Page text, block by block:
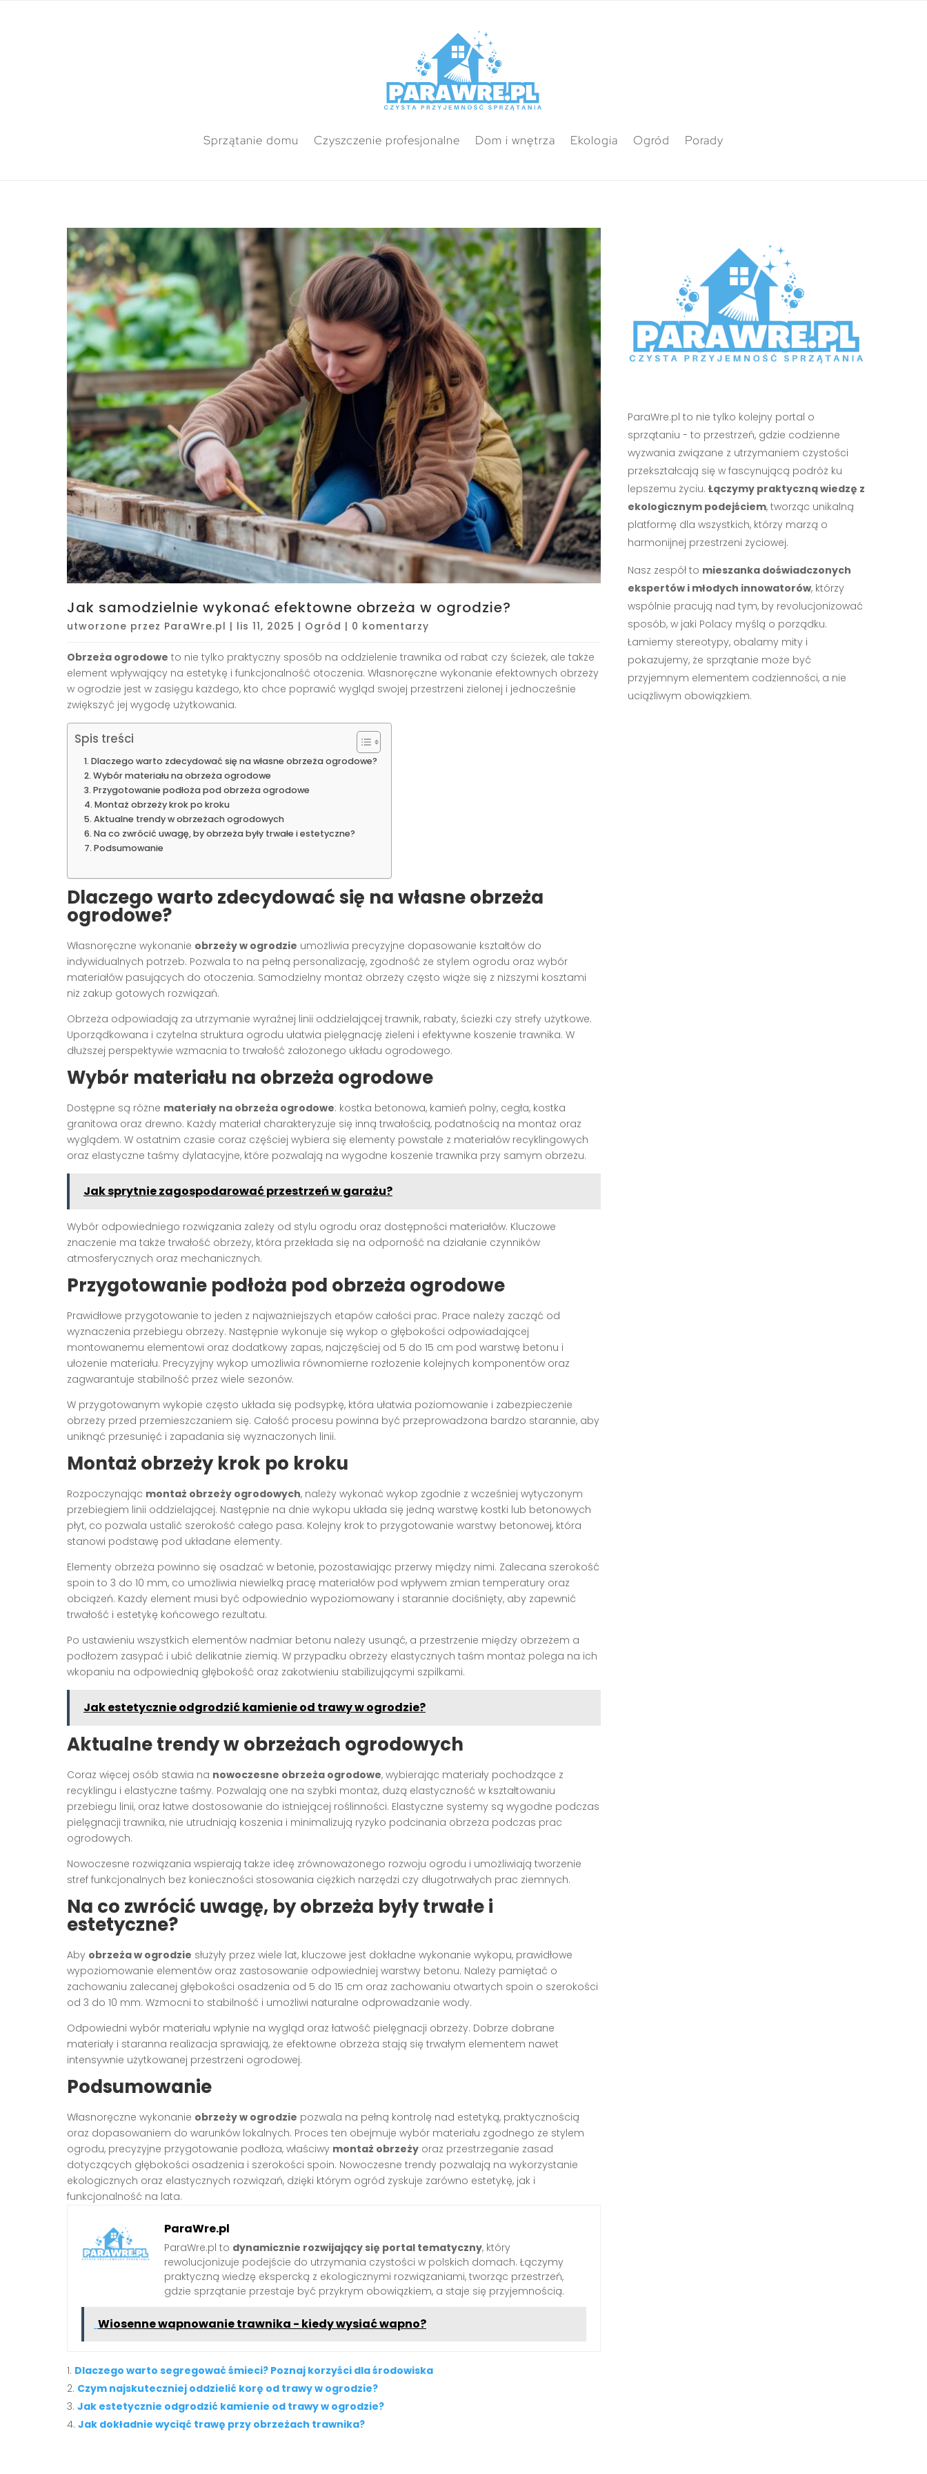
Sprzątanie domu Czyszczenie profesjonalne Dom i wnętrza Ekologia Ogród Porady
Jak samodzielnie wykonać efektowne obrzeża w ogrodzie?
utworzone przez ParaWre.pl | lis 11, 2025 | Ogród | 0 komentarzy
Obrzeża ogrodowe to nie tylko praktyczny sposób na oddzielenie trawnika od rabat czy ścieżek, ale także
element wpływający na estetykę i funkcjonalność otoczenia. Własnoręczne wykonanie efektownych obrzeży
w ogrodzie jest w zasięgu każdego, kto chce poprawić wygląd swojej przestrzeni zielonej i jednocześnie
zwiększyć jej wygodę użytkowania.
Spis treści
Dlaczego warto zdecydować się na własne obrzeża ogrodowe?
Wybór materiału na obrzeża ogrodowe
Przygotowanie podłoża pod obrzeża ogrodowe
Montaż obrzeży krok po kroku
Aktualne trendy w obrzeżach ogrodowych
Na co zwrócić uwagę, by obrzeża były trwałe i estetyczne?
Podsumowanie
Dlaczego warto zdecydować się na własne obrzeża
ogrodowe?
Własnoręczne wykonanie obrzeży w ogrodzie umożliwia precyzyjne dopasowanie kształtów do
indywidualnych potrzeb. Pozwala to na pełną personalizację, zgodność ze stylem ogrodu oraz wybór
materiałów pasujących do otoczenia. Samodzielny montaż obrzeży często wiąże się z niższymi kosztami
niż zakup gotowych rozwiązań.
Obrzeża odpowiadają za utrzymanie wyraźnej linii oddzielającej trawnik, rabaty, ścieżki czy strefy użytkowe.
Uporządkowana i czytelna struktura ogrodu ułatwia pielęgnację zieleni i efektywne koszenie trawnika. W
dłuższej perspektywie wzmacnia to trwałość założonego układu ogrodowego.
Wybór materiału na obrzeża ogrodowe
Dostępne są różne materiały na obrzeża ogrodowe: kostka betonowa, kamień polny, cegła, kostka
granitowa oraz drewno. Każdy materiał charakteryzuje się inną trwałością, podatnością na montaż oraz
wyglądem. W ostatnim czasie coraz częściej wybiera się elementy powstałe z materiałów recyklingowych
oraz elastyczne taśmy dylatacyjne, które pozwalają na wygodne koszenie trawnika przy samym obrzeżu.
Jak sprytnie zagospodarować przestrzeń w garażu?
Wybór odpowiedniego rozwiązania zależy od stylu ogrodu oraz dostępności materiałów. Kluczowe
znaczenie ma także trwałość obrzeży, która przekłada się na odporność na działanie czynników
atmosferycznych oraz mechanicznych.
Przygotowanie podłoża pod obrzeża ogrodowe
Prawidłowe przygotowanie to jeden z najważniejszych etapów całości prac. Prace należy zacząć od
wyznaczenia przebiegu obrzeży. Następnie wykonuje się wykop o głębokości odpowiadającej
montowanemu elementowi oraz dodatkowy zapas, najczęściej od 5 do 15 cm pod warstwę betonu i
ułożenie materiału. Precyzyjny wykop umożliwia równomierne rozłożenie kolejnych komponentów oraz
zagwarantuje stabilność przez wiele sezonów.
W przygotowanym wykopie często układa się podsypkę, która ułatwia poziomowanie i zabezpieczenie
obrzeży przed przemieszczaniem się. Całość procesu powinna być przeprowadzona bardzo starannie, aby
uniknąć przesunięć i zapadania się wyznaczonych linii.
Montaż obrzeży krok po kroku
Rozpoczynając montaż obrzeży ogrodowych, należy wykonać wykop zgodnie z wcześniej wytyczonym
przebiegiem linii oddzielającej. Następnie na dnie wykopu układa się jedną warstwę kostki lub betonowych
płyt, co pozwala ustalić szerokość całego pasa. Kolejny krok to przygotowanie warstwy betonowej, która
stanowi podstawę pod układane elementy.
Elementy obrzeża powinno się osadzać w betonie, pozostawiając przerwy między nimi. Zalecana szerokość
spoin to 3 do 10 mm, co umożliwia niewielką pracę materiałów pod wpływem zmian temperatury oraz
obciążeń. Każdy element musi być odpowiednio wypoziomowany i starannie dociśnięty, aby zapewnić
trwałość i estetykę końcowego rezultatu.
Po ustawieniu wszystkich elementów nadmiar betonu należy usunąć, a przestrzenie między obrzeżem a
podłożem zasypać i ubić delikatnie ziemią. W przypadku obrzeży elastycznych taśm montaż polega na ich
wkopaniu na odpowiednią głębokość oraz zakotwieniu stabilizującymi szpilkami.
Jak estetycznie odgrodzić kamienie od trawy w ogrodzie?
Aktualne trendy w obrzeżach ogrodowych
Coraz więcej osób stawia na nowoczesne obrzeża ogrodowe, wybierając materiały pochodzące z
recyklingu i elastyczne taśmy. Pozwalają one na szybki montaż, dużą elastyczność w kształtowaniu
przebiegu linii, oraz łatwe dostosowanie do istniejącej roślinności. Elastyczne systemy są wygodne podczas
pielęgnacji trawnika, nie utrudniają koszenia i minimalizują ryzyko podcinania obrzeża podczas prac
ogrodowych.
Nowoczesne rozwiązania wspierają także ideę zrównoważonego rozwoju ogrodu i umożliwiają tworzenie
stref funkcjonalnych bez konieczności stosowania ciężkich narzędzi czy długotrwałych prac ziemnych.
Na co zwrócić uwagę, by obrzeża były trwałe i
estetyczne?
Aby obrzeża w ogrodzie służyły przez wiele lat, kluczowe jest dokładne wykonanie wykopu, prawidłowe
wypoziomowanie elementów oraz zastosowanie odpowiedniej warstwy betonu. Należy pamiętać o
zachowaniu zalecanej głębokości osadzenia od 5 do 15 cm oraz zachowaniu otwartych spoin o szerokości
od 3 do 10 mm. Wzmocni to stabilność i umożliwi naturalne odprowadzanie wody.
Odpowiedni wybór materiału wpłynie na wygląd oraz łatwość pielęgnacji obrzeży. Dobrze dobrane
materiały i staranna realizacja sprawiają, że efektowne obrzeża stają się trwałym elementem nawet
intensywnie użytkowanej przestrzeni ogrodowej.
Podsumowanie
Własnoręczne wykonanie obrzeży w ogrodzie pozwala na pełną kontrolę nad estetyką, praktycznością
oraz dopasowaniem do warunków lokalnych. Proces ten obejmuje wybór materiału zgodnego ze stylem
ogrodu, precyzyjne przygotowanie podłoża, właściwy montaż obrzeży oraz przestrzeganie zasad
dotyczących głębokości osadzenia i szerokości spoin. Nowoczesne trendy pozwalają na wykorzystanie
ekologicznych oraz elastycznych rozwiązań, dzięki którym ogród zyskuje zarówno estetykę, jak i
funkcjonalność na lata.
ParaWre.pl
ParaWre.pl to dynamicznie rozwijający się portal tematyczny, który
rewolucjonizuje podejście do utrzymania czystości w polskich domach. Łączymy
praktyczną wiedzę ekspercką z ekologicznymi rozwiązaniami, tworząc przestrzeń,
gdzie sprzątanie przestaje być przykrym obowiązkiem, a staje się przyjemnością.
Wiosenne wapnowanie trawnika - kiedy wysiać wapno?
Dlaczego warto segregować śmieci? Poznaj korzyści dla środowiska
Czym najskuteczniej oddzielić korę od trawy w ogrodzie?
Jak estetycznie odgrodzić kamienie od trawy w ogrodzie?
Jak dokładnie wyciąć trawę przy obrzeżach trawnika?
ParaWre.pl to nie tylko kolejny portal o
sprzątaniu - to przestrzeń, gdzie codzienne
wyzwania związane z utrzymaniem czystości
przekształcają się w fascynującą podróż ku
lepszemu życiu. Łączymy praktyczną wiedzę z
ekologicznym podejściem, tworząc unikalną
platformę dla wszystkich, którzy marzą o
harmonijnej przestrzeni życiowej.
Nasz zespół to mieszanka doświadczonych
ekspertów i młodych innowatorów, którzy
wspólnie pracują nad tym, by revolucjonizować
sposób, w jaki Polacy myślą o porządku.
Łamiemy stereotypy, obalamy mity i
pokazujemy, że sprzątanie może być
przyjemnym elementem codzienności, a nie
uciążliwym obowiązkiem.